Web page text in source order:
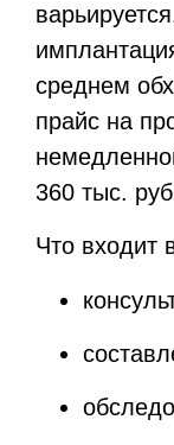
среднем
прайс на
360 тыс.
Что входит